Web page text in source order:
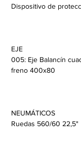
Dispositivo de
EJE
005: Eje Balancín
freno 400x80
NEUMÁTICOS
Ruedas 560/60 22,5"